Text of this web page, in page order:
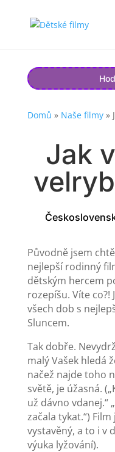
Domů » Naše filmy»
Jak
Původně jsem
nejlepší rodinný
dětským hercem
rozepíšu. Víte
všech dob s
Sluncem.
Tak dobře.
malý Vašek hledá
načež najde toho
světě, je úžasná.
už dávno vdanej.“
začala tykat.“)
vystavěný, a to i v
výuka lyžování).